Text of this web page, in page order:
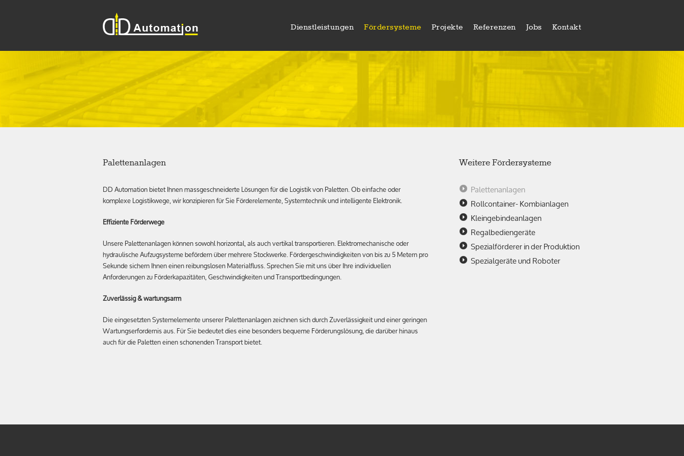
Dienstleistungen Fördersysteme Projekte Referenzen Jobs Kontakt
Palettenanlagen
DD Automation bietet Ihnen massgeschneiderte Lösungen für die Logistik von Paletten. Ob einfache oder
komplexe Logistikwege, wir konzipieren für Sie Förderelemente, Systemtechnik und intelligente Elektronik.
Effiziente Förderwege
Unsere Palettenanlagen können sowohl horizontal, als auch vertikal transportieren. Elektromechanische oder
hydraulische Aufzugsysteme befördern über mehrere Stockwerke. Fördergeschwindigkeiten von bis zu 5 Metern pro
Sekunde sichern Ihnen einen reibungslosen Materialfluss. Sprechen Sie mit uns über Ihre individuellen
Anforderungen zu Förderkapazitäten, Geschwindigkeiten und Transportbedingungen.
Zuverlässig & wartungsarm
Die eingesetzten Systemelemente unserer Palettenanlagen zeichnen sich durch Zuverlässigkeit und einer geringen
Wartungserfordernis aus. Für Sie bedeutet dies eine besonders bequeme Förderungslösung, die darüber hinaus
auch für die Paletten einen schonenden Transport bietet.
Weitere Fördersysteme
Palettenanlagen
Rollcontainer- Kombianlagen
Kleingebindeanlagen
Regalbediengeräte
Spezialförderer in der Produktion
Spezialgeräte und Roboter